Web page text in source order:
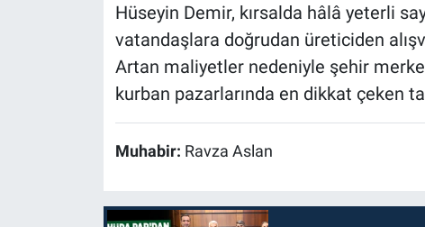
Hüseyin Demir, kırsalda hâlâ yeterli
vatandaşlara doğrudan üreticiden
Artan maliyetler nedeniyle şehir
kurban pazarlarında en dikkat çeken
Muhabir: Ravza Aslan